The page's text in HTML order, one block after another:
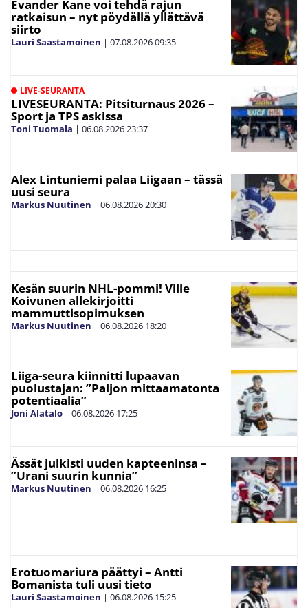
Evander Kane voi tehdä rajun
ratkaisun – nyt pöydällä yllättävä
siirto
Lauri Saastamoinen | 07.08.202609:35
LIVE-SEURANTA
LIVESEURANTA: Pitsiturnaus 2026 –
Sport ja TPS askissa
Toni Tuomala | 06.08.202623:37
Alex Lintuniemi palaa Liigaan – tässä
uusi seura
Markus Nuutinen | 06.08.202620:30
Kesän suurin NHL-pommi! Ville
Koivunen allekirjoitti
mammuttisopimuksen
Markus Nuutinen | 06.08.2026 18:20
Liiga-seura kiinnitti lupaavan
puolustajan: ”Paljon mittaamatonta
potentiaalia”
Joni Alatalo | 06.08.2026 17:25
Ässät julkisti uuden kapteeninsa –
”Urani suurin kunnia”
Markus Nuutinen | 06.08.2026 16:25
Erotuomariura päättyi – Antti
Bomanista tuli uusi tieto
Lauri Saastamoinen | 06.08.2026 15:25